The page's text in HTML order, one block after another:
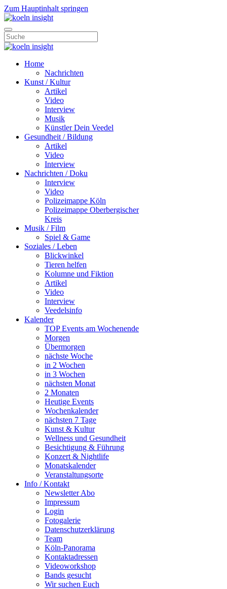
Zum Hauptinhalt springen
Home
Nachrichten
Kunst / Kultur
Artikel
Video
Interview
Musik
Künstler Dein Veedel
Gesundheit / Bildung
Artikel
Video
Interview
Nachrichten / Doku
Interview
Video
Polizeimappe Köln
Polizeimappe Oberbergischer
Kreis
Musik / Film
Spiel & Game
Soziales / Leben
Blickwinkel
Tieren helfen
Kolumne und Fiktion
Artikel
Video
Interview
Veedelsinfo
Kalender
TOP Events am Wochenende
Morgen
Übermorgen
nächste Woche
in 2 Wochen
in 3 Wochen
nächsten Monat
2 Monaten
Heutige Events
Wochenkalender
nächsten 7 Tage
Kunst & Kultur
Wellness und Gesundheit
Besichtigung & Führung
Konzert & Nightlife
Monatskalender
Veranstaltungsorte
Info / Kontakt
Newsletter Abo
Impressum
Login
Fotogalerie
Datenschutzerklärung
Team
Köln-Panorama
Kontaktadressen
Videoworkshop
Bands gesucht
Wir suchen Euch